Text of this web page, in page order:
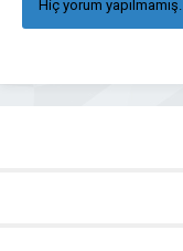
Hiç yorum yapılmamış.